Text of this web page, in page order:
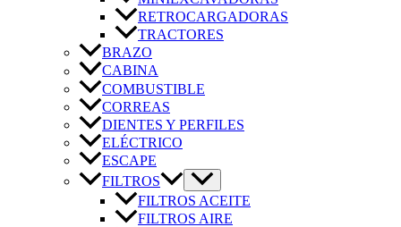
RETROCARGADORAS
TRACTORES
BRAZO
CABINA
COMBUSTIBLE
CORREAS
DIENTES Y PERFILES
ELÉCTRICO
ESCAPE
FILTROS
FILTROS ACEITE
FILTROS AIRE